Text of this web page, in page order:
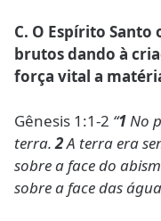
C. O Espírito
brutos dando à
força vital a
Gênesis 1:1-2 “1No
terra.2A terra era
sobre a face do
sobre a face das